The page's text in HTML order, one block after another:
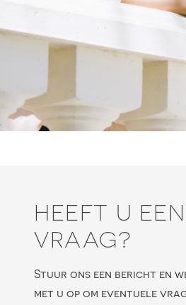
HEEFT U EEN
VRAAG?
Stuur ons een bericht en
met u op om eventuele